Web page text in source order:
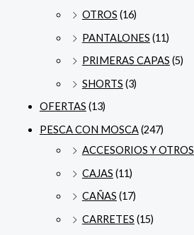
OTROS (16)
PANTALONES (11)
PRIMERAS CAPAS (5)
SHORTS (3)
OFERTAS (13)
PESCA CON MOSCA(247)
ACCESORIOS Y OTROS
CAJAS (11)
CAÑAS (17)
CARRETES (15)